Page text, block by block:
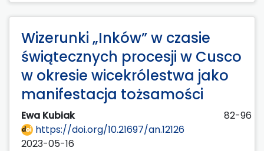
Wizerunki „Inków” w czasie
świątecznych procesji w Cusco
w okresie wicekrólestwa jako
manifestacja tożsamości
Ewa Kubiak
82-96
https://doi.org/10.21697/an.12126
2023-05-16